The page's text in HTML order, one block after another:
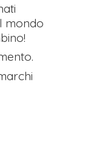
mondo